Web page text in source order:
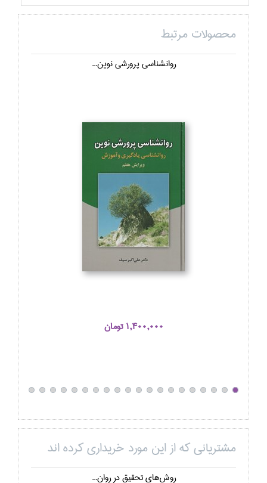
محصولات مرتبط
روانشناسي پرورشي نوين...
1,400,000 تومان
مشتریانی که از این مورد خریداری کرده اند
روش‌هاي تحقيق در روان...